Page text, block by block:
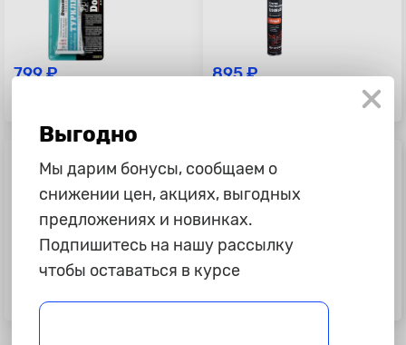
799 ₽ 895 ₽
Герметик полиуретановый Abro,
499 ₽
ремонта и монтажа, 170гр "Abro"
1 895 ₽
"Body" 115, 1кг
Выгодно
Мы дарим бонусы, сообщаем о
снижении цен, акциях, выгодных
предложениях и новинках.
Подпишитесь на нашу рассылку
чтобы оставаться в курсе